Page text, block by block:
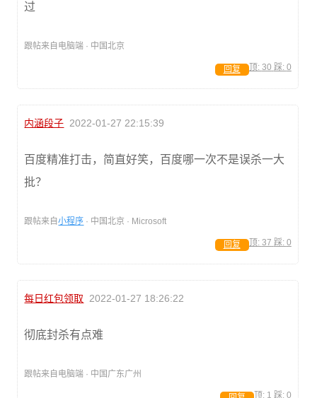
过
跟帖来自电脑端 · 中国北京
顶: 30 踩: 0
回复
内涵段子 2022-01-27 22:15:39
百度精准打击，简直好笑，百度哪一次不是误杀一大
批？
跟帖来自小程序 · 中国北京 · Microsoft
顶: 37 踩: 0
回复
每日红包领取 2022-01-27 18:26:22
彻底封杀有点难
跟帖来自电脑端 · 中国广东广州
顶: 1 踩: 0